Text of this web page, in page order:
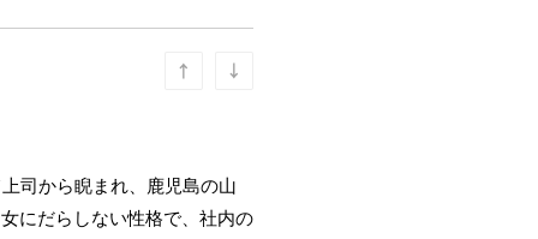
司から睨まれ、鹿児島の山
にだらしない性格で、社内の